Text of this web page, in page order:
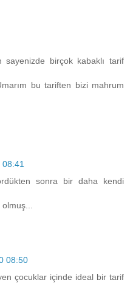
sayenizde birçok kabaklı tarif
bu tariften bizi mahrum
sonra bir daha kendi
08:50
çocuklar içinde ideal bir tarif